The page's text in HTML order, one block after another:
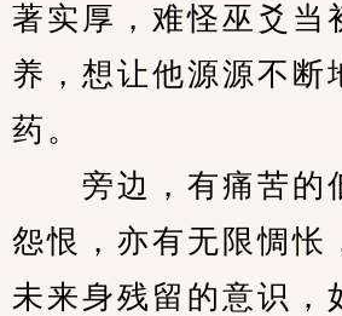
著实厚，难怪巫爻当
养，想让他源源不断
药。
旁边，有痛苦的
怨恨，亦有无限惆怅
未来身残留的意识，